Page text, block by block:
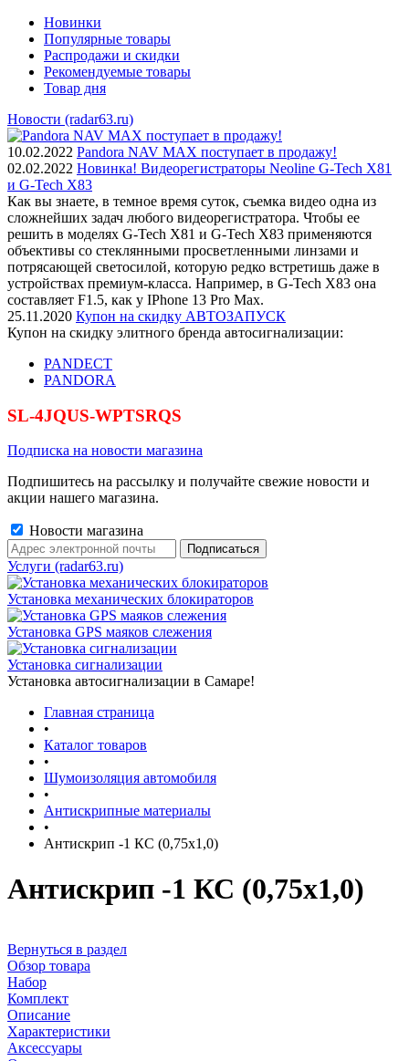
Новинки
Популярные товары
Распродажи и скидки
Рекомендуемые товары
Товар дня
Новости (radar63.ru)
10.02.2022 Pandora NAV MAX поступает в продажу!
02.02.2022 Новинка! Видеорегистраторы Neoline G-Tech X81
и G-Tech X83
Как вы знаете, в темное время суток, съемка видео одна из
сложнейших задач любого видеорегистратора. Чтобы ее
решить в моделях G-Tech X81 и G-Tech X83 применяются
объективы со стеклянными просветленными линзами и
потрясающей светосилой, которую редко встретишь даже в
устройствах премиум-класса. Например, в G-Tech X83 она
составляет F1.5, как у IPhone 13 Pro Max.
25.11.2020 Купон на скидку АВТОЗАПУСК
Купон на скидку элитного бренда автосигнализации:
PANDECT
PANDORA
SL-4JQUS-WPTSRQS
Подписка на новости магазина
Подпишитесь на рассылку и получайте свежие новости и
акции нашего магазина.
Новости магазина
Услуги (radar63.ru)
Установка механических блокираторов
Установка GPS маяков слежения
Установка сигнализации
Установка автосигнализации в Самаре!
Главная страница
•
Каталог товаров
•
Шумоизоляция автомобиля
•
Антискрипные материалы
•
Антискрип -1 КС (0,75х1,0)
Антискрип -1 КС (0,75х1,0)
Вернуться в раздел
Обзор товара
Набор
Комплект
Описание
Характеристики
Аксессуары